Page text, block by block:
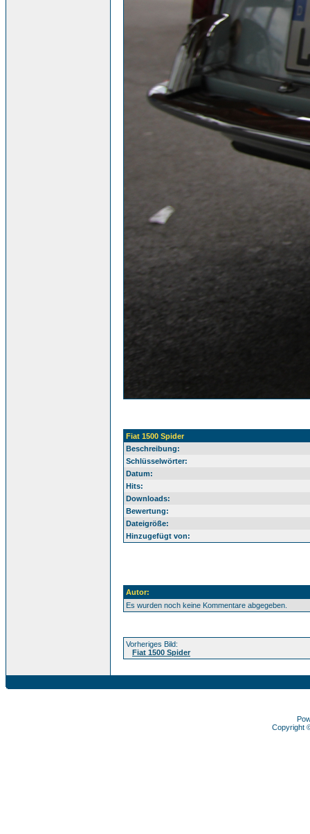
Fiat 1500 Spider
Beschreibung:
Schlüsselwörter:
Datum:
Hits:
Downloads:
Bewertung:
Dateigröße:
Hinzugefügt von:
Autor:
Es wurden noch keine Kommentare abgegeben.
Vorheriges Bild:
Fiat 1500 Spider
Copyright